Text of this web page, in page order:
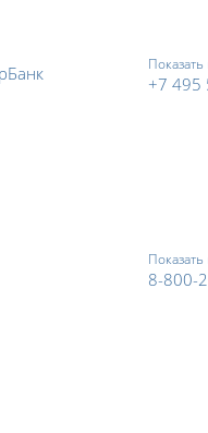
Показать
+7 495
Показать
8-800-